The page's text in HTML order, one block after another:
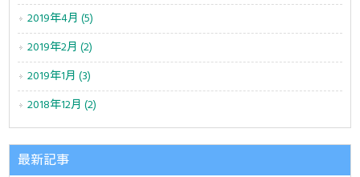
2019年4月 (5)
2019年2月 (2)
2019年1月 (3)
2018年12月 (2)
最新記事